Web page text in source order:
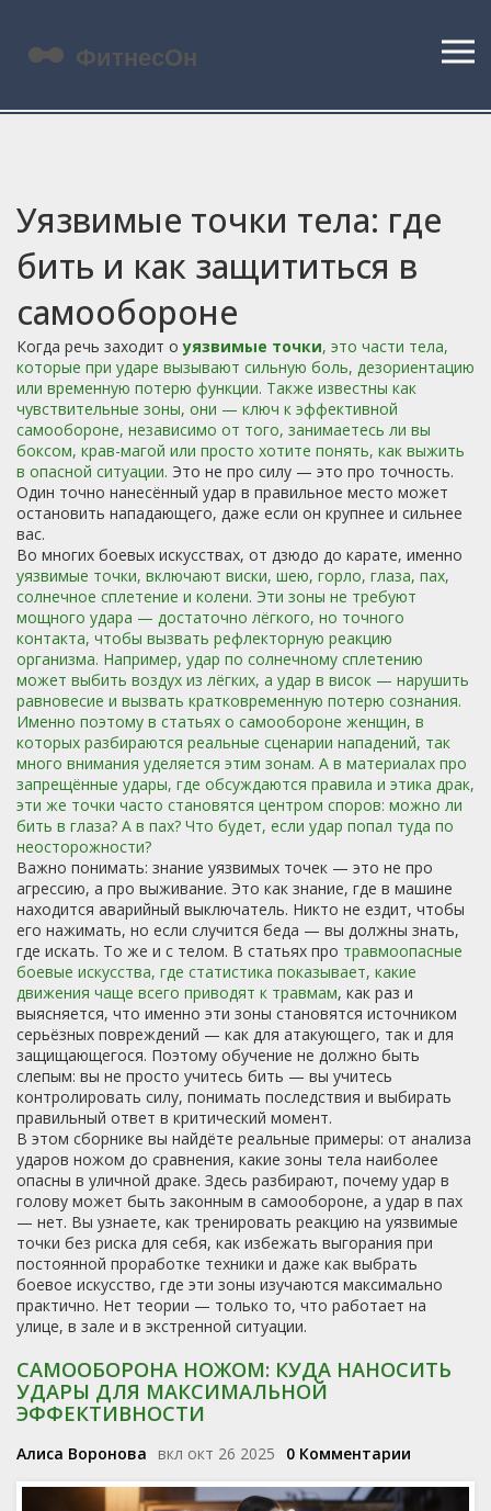
Уязвимые точки тела: где
бить и как защититься в
самообороне
Когда речь заходит оуязвимые точки, это части тела,
которые при ударе вызывают сильную боль, дезориентацию
или временную потерю функции. Также известны как
чувствительные зоны, они — ключ к эффективной
самообороне, независимо от того, занимаетесь ли вы
боксом, крав-магой или просто хотите понять, как выжить
в опасной ситуации. Это не про силу — это про точность.
Один точно нанесённый удар в правильное место может
остановить нападающего, даже если он крупнее и сильнее
вас.
Во многих боевых искусствах, от дзюдо до карате, именно
уязвимые точки, включают виски, шею, горло, глаза, пах,
солнечное сплетение и колени. Эти зоны не требуют
мощного удара — достаточно лёгкого, но точного
контакта, чтобы вызвать рефлекторную реакцию
организма. Например, удар по солнечному сплетению
может выбить воздух из лёгких, а удар в висок — нарушить
равновесие и вызвать кратковременную потерю сознания.
Именно поэтому в статьях о самообороне женщин, в
которых разбираются реальные сценарии нападений, так
много внимания уделяется этим зонам. А в материалах про
запрещённые удары, где обсуждаются правила и этика драк,
эти же точки часто становятся центром споров: можно ли
бить в глаза? А в пах? Что будет, если удар попал туда по
неосторожности?
Важно понимать: знание уязвимых точек — это не про
агрессию, а про выживание. Это как знание, где в машине
находится аварийный выключатель. Никто не ездит, чтобы
его нажимать, но если случится беда — вы должны знать,
где искать. То же и с телом. В статьях про травмоопасные
боевые искусства, где статистика показывает, какие
движения чаще всего приводят к травмам, как раз и
выясняется, что именно эти зоны становятся источником
серьёзных повреждений — как для атакующего, так и для
защищающегося. Поэтому обучение не должно быть
слепым: вы не просто учитесь бить — вы учитесь
контролировать силу, понимать последствия и выбирать
правильный ответ в критический момент.
В этом сборнике вы найдёте реальные примеры: от анализа
ударов ножом до сравнения, какие зоны тела наиболее
опасны в уличной драке. Здесь разбирают, почему удар в
голову может быть законным в самообороне, а удар в пах
— нет. Вы узнаете, как тренировать реакцию на уязвимые
точки без риска для себя, как избежать выгорания при
постоянной проработке техники и даже как выбрать
боевое искусство, где эти зоны изучаются максимально
практично. Нет теории — только то, что работает на
улице, в зале и в экстренной ситуации.
САМООБОРОНА НОЖОМ: КУДА НАНОСИТЬ
УДАРЫ ДЛЯ МАКСИМАЛЬНОЙ
ЭФФЕКТИВНОСТИ
Алиса Воронова вкл окт 26 2025 0 Комментарии